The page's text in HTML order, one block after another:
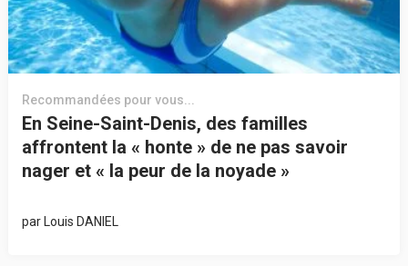
Recommandées pour vous...
En Seine-Saint-Denis, des familles
affrontent la « honte » de ne pas savoir
nager et « la peur de la noyade »
par Louis DANIEL